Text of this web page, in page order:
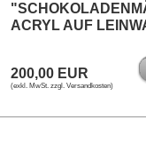
ACRYL AUF
200,00 EUR
(exkl. MwSt. zzgl. Versandkosten)